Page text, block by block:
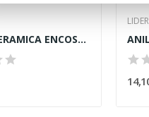
ANILHA CERAMICA ENCOSTO P/ BOMBA 25,0x45,0x10,0mm